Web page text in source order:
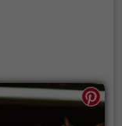
Cocktails
alleine nach
Location,
in geselliger